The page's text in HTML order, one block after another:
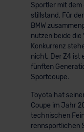
Sportler mit
stillstand. Für
BMW
nutzen beide die
Konkurrenz
nicht. Der Z4 ist
fünften
Sportcoupe.
Toyota hat
Coupe im Jahr
technischen
rennsportlichen